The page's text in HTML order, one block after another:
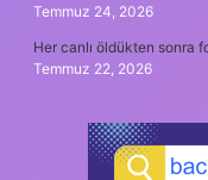
Temmuz 24, 2026
Her canlı öldükten sonra
Temmuz 22, 2026